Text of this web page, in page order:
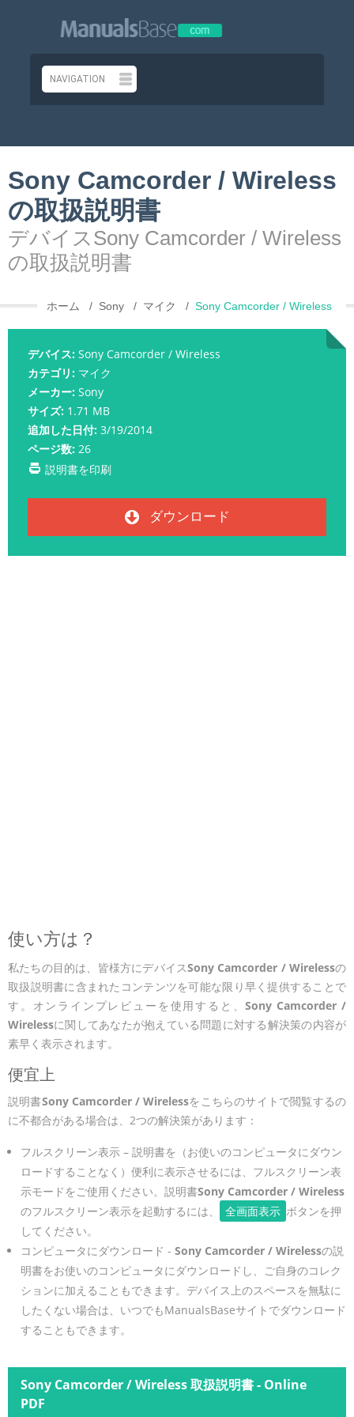
Sony Camcorder / Wireless
の取扱説明書
デバイスSony Camcorder / Wireless
の取扱説明書
ホーム Sony マイク Sony Camcorder / Wireless
デバイス: Sony Camcorder / Wireless
カテゴリ: マイク
メーカー: Sony
サイズ: 1.71 MB
追加した日付: 3/19/2014
ページ数: 26
説明書を印刷
ダウンロード
使い方は？
私たちの目的は、皆様方にデバイスSony Camcorder / Wirelessの
取扱説明書に含まれたコンテンツを可能な限り早く提供することで
す。オンラインプレビューを使用すると、Sony Camcorder /
Wirelessに関してあなたが抱えている問題に対する解決策の内容が
素早く表示されます。
便宜上
説明書Sony Camcorder / Wirelessをこちらのサイトで閲覧するの
に不都合がある場合は、2つの解決策があります：
フルスクリーン表示 – 説明書を（お使いのコンピュータにダウン
ロードすることなく）便利に表示させるには、フルスクリーン表
示モードをご使用ください。説明書Sony Camcorder / Wireless
のフルスクリーン表示を起動するには、
全画面表示 ボタンを押
してください。
コンピュータにダウンロード - Sony Camcorder / Wirelessの説
明書をお使いのコンピュータにダウンロードし、ご自身のコレク
ションに加えることもできます。デバイス上のスペースを無駄に
したくない場合は、いつでもManualsBaseサイトでダウンロード
することもできます。
Sony Camcorder / Wireless 取扱説明書 - Online
PDF